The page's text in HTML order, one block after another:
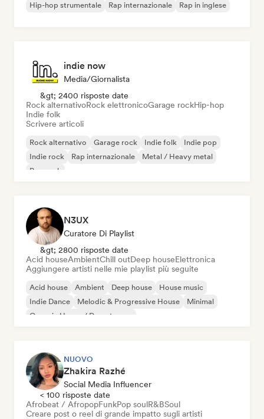
Hip-hop strumentale
Rap internazionale Rap in inglese
indie now
Media/Giornalista
&gt; 2400 risposte date
Rock alternativoRock elettronicoGarage rockHip-hop
Indie folk
Scrivere articoli
Rock alternativo Garage rock Indie folk
Indie pop
Indie rock
Rap internazionale
Metal / Heavy metal
Pop rock
N3UX
Curatore Di Playlist
&gt; 2800 risposte date
Acid houseAmbientChill outDeep houseElettronica
Aggiungere artisti nelle mie playlist più seguite
Acid house Ambient Deep house
House music
Indie Dance
Melodic & Progressive House
Minimal
Organic House / Downtempo
NUOVO
Zhakira Razhé
Social Media Influencer
< 100 risposte date
Afrobeat / AfropopFunkPop soulR&BSoul
Creare post o reel di grande impatto sugli artisti